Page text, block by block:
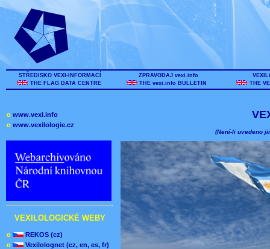
STŘEDISKO VEXI-INFORMACÍ
THE FLAG DATA CENTRE
ZPRAVODAJ vexi.info
THE vexi.info BULLETIN
THE
o www.vexi.info
o www.vexilologie.cz
VEXILOLOGICKÉ WEBY
o
REKOS (cz)
o
Vexilolognet (cz, en, es, fr)
(Není-li uvedeno